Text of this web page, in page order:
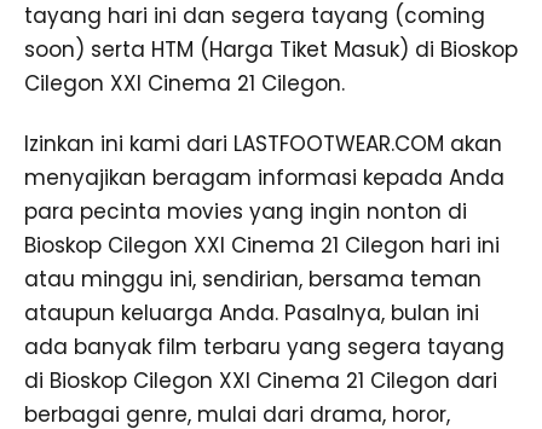
tayang hari ini dan segera tayang (coming
soon) serta HTM (Harga Tiket Masuk) di Bioskop
Cilegon XXI Cinema 21 Cilegon.
Izinkan ini kami dari LASTFOOTWEAR.COM akan
menyajikan beragam informasi kepada Anda
para pecinta movies yang ingin nonton di
Bioskop Cilegon XXI Cinema 21 Cilegon hari ini
atau minggu ini, sendirian, bersama teman
ataupun keluarga Anda. Pasalnya, bulan ini
ada banyak film terbaru yang segera tayang
di Bioskop Cilegon XXI Cinema 21 Cilegon dari
berbagai genre, mulai dari drama, horor,